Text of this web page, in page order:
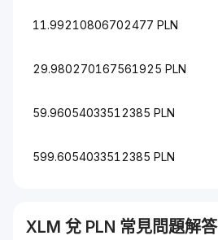
11.99210806702477 PLN
29.980270167561925 PLN
59.96054033512385 PLN
599.6054033512385 PLN
XLM 兌 PLN 常見問題解答